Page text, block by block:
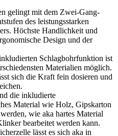
gelingt mit dem Zwei-Gang-
des leistungsstarken
Höchste Handlichkeit und
Design und der
Schlagbohrfunktion ist
Materialien möglich.
sich die Kraft fein dosieren und
die inkludierte
Material wie Holz, Gipskarton
wie aka hartes Material
bearbeitet werden kann.
lässt es sich aka in